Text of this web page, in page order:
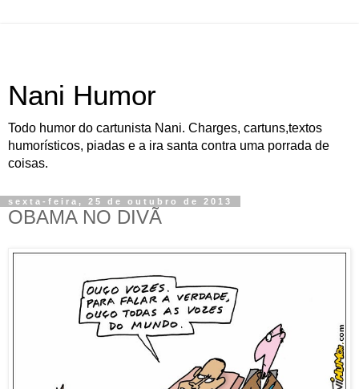
Nani Humor
Todo humor do cartunista Nani. Charges, cartuns,textos
humorísticos, piadas e a ira santa contra uma porrada de
coisas.
sexta-feira, 25 de outubro de 2013
OBAMA NO DIVÃ